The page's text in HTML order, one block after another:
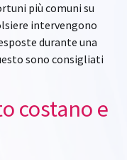
più comuni su
intervengono
durante una
sono consigliati
costano e